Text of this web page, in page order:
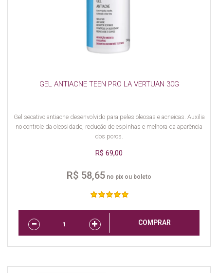
GEL ANTIACNE TEEN PRO LA VERTUAN 30G
Gel secativo antiacne desenvolvido para peles oleosas e acneicas. Auxilia
no controle da oleosidade, redução de espinhas e melhora da aparência
dos poros.
R$ 69,00
R$ 58,65 no pix ou boleto
COMPRAR